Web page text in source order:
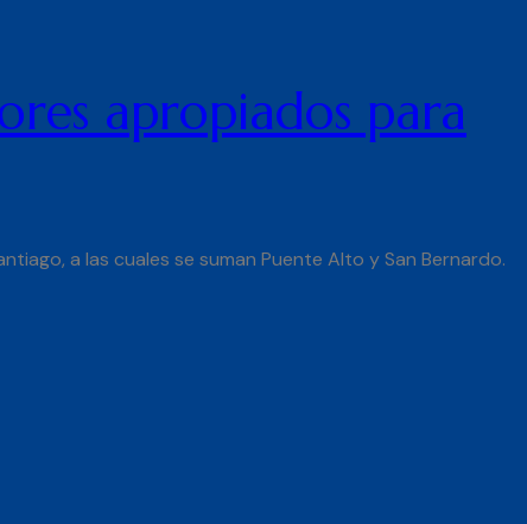
apropiados para
a las cuales se suman Puente Alto y San Bernardo.